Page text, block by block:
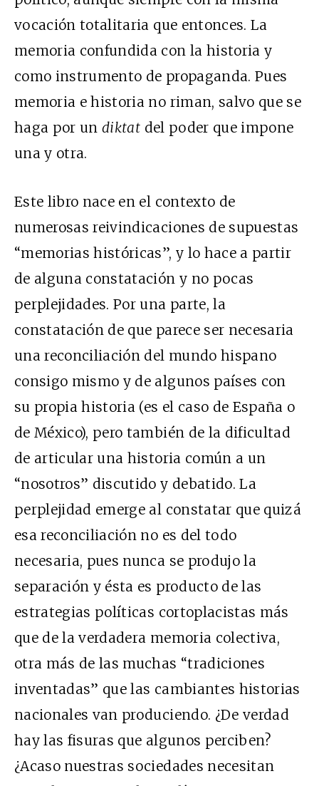
vocación totalitaria que entonces. La
memoria confundida con la historia y
como instrumento de propaganda. Pues
memoria e historia no riman, salvo que se
haga por undiktat del poder que impone
una y otra.
Este libro nace en el contexto de
numerosas reivindicaciones de supuestas
“memorias históricas”, y lo hace a partir
de alguna constatación y no pocas
perplejidades. Por una parte, la
constatación de que parece ser necesaria
una reconciliación del mundo hispano
consigo mismo y de algunos países con
su propia historia (es el caso de España o
de México), pero también de la dificultad
de articular una historia común a un
“nosotros” discutido y debatido. La
perplejidad emerge al constatar que quizá
esa reconciliación no es del todo
necesaria, pues nunca se produjo la
separación y ésta es producto de las
estrategias políticas cortoplacistas más
que de la verdadera memoria colectiva,
otra más de las muchas “tradiciones
inventadas” que las cambiantes historias
nacionales van produciendo. ¿De verdad
hay las fisuras que algunos perciben?
¿Acaso nuestras sociedades necesitan